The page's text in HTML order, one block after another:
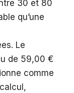
30 et 80
qu’une
Le
de 59,00 €
comme